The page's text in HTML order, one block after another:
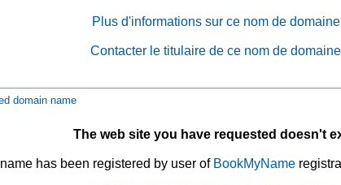
Plus d'informations sur ce nom de domaine
Contacter le titulaire de ce nom de domaine
domain name
The web site you have requested doesn't
has been registered by user of BookMyName